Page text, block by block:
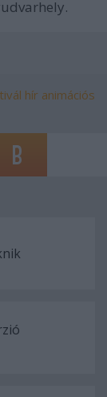
hír animációs